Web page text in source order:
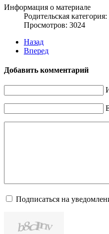
Информация о материале
Родительская категория:
Просмотров: 3024
Назад
Вперед
Добавить комментарий
Подписаться на